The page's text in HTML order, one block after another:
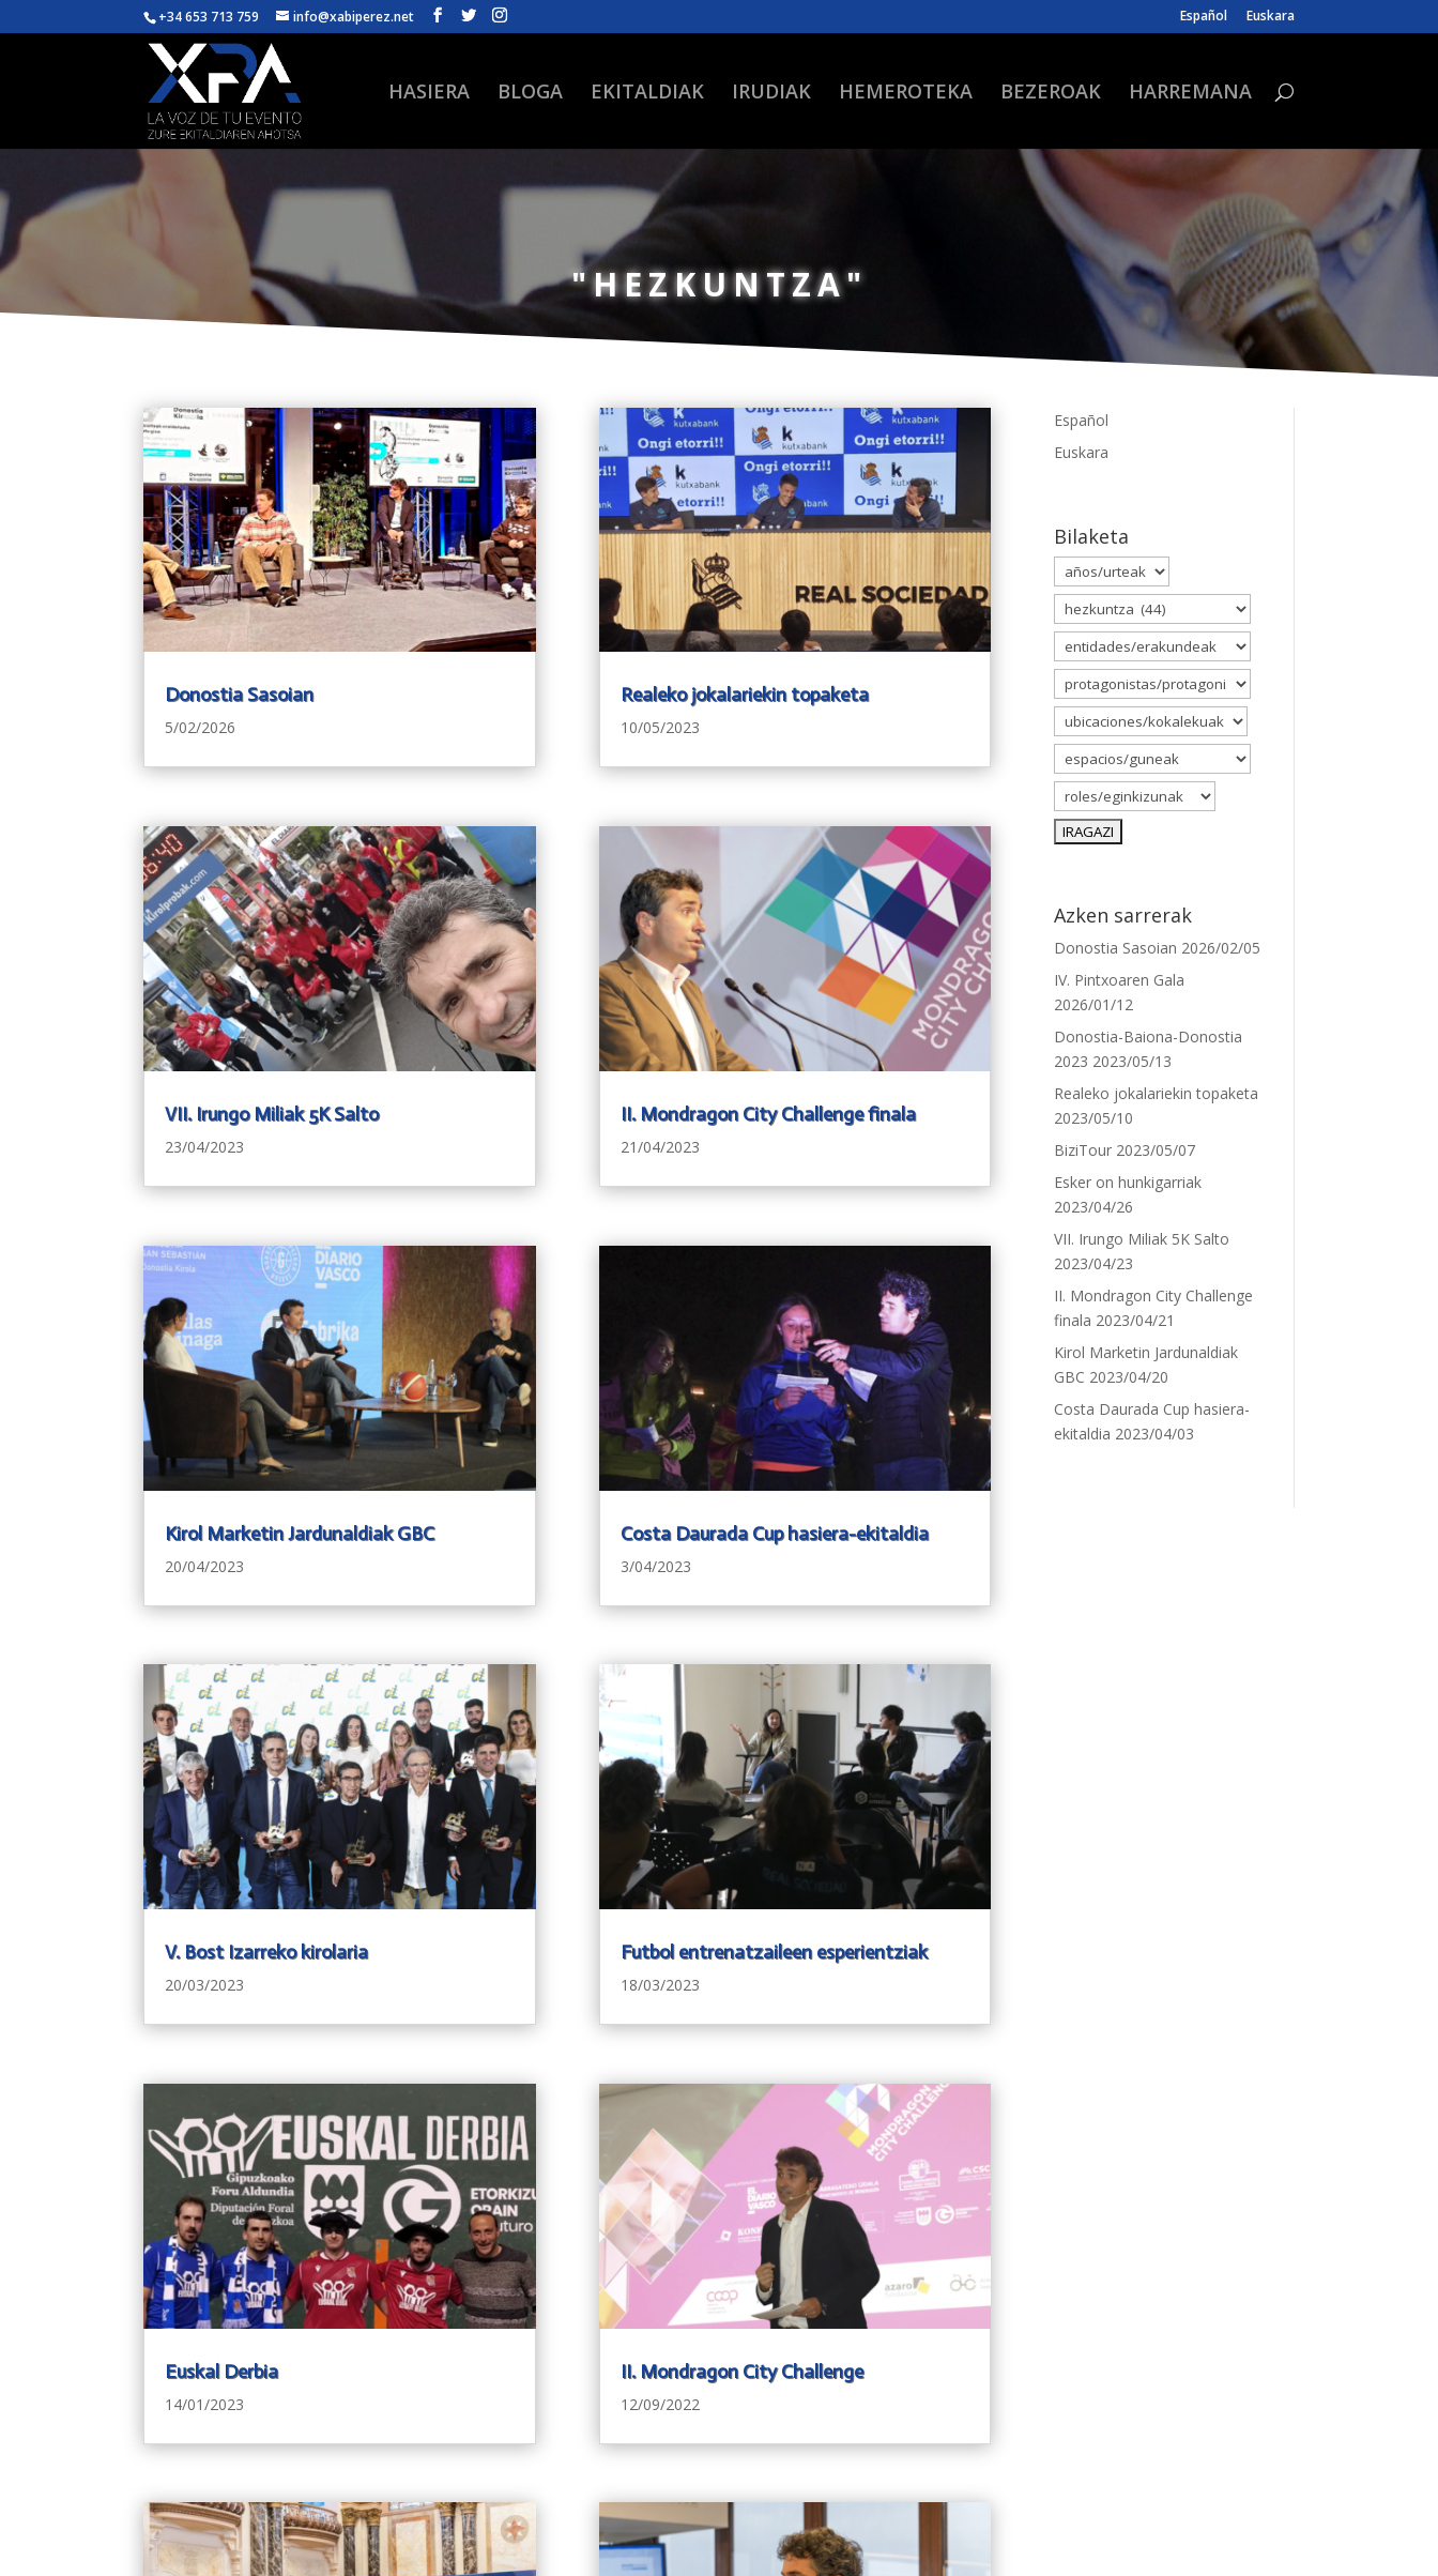
+34 653 713 759 info@xabiperez.net Español Euskara
HASIERA BLOGA EKITALDIAK IRUDIAK HEMEROTEKA BEZEROAK HARREMANA
"HEZKUNTZA"
Donostia Sasoian
5/02/2026
VII. Irungo Miliak 5K Salto
23/04/2023
Kirol Marketin Jardunaldiak GBC
20/04/2023
V. Bost Izarreko kirolaria
20/03/2023
Euskal Derbia
14/01/2023
Realeko jokalariekin topaketa
10/05/2023
II. Mondragon City Challenge finala
21/04/2023
Costa Daurada Cup hasiera-ekitaldia
3/04/2023
Futbol entrenatzaileen esperientziak
18/03/2023
II. Mondragon City Challenge
12/09/2022
Español
Euskara
Bilaketa
Azken sarrerak
Donostia Sasoian 2026/02/05
IV. Pintxoaren Gala
2026/01/12
Donostia-Baiona-Donostia
2023 2023/05/13
Realeko jokalariekin topaketa
2023/05/10
BiziTour 2023/05/07
Esker on hunkigarriak
2023/04/26
VII. Irungo Miliak 5K Salto
2023/04/23
II. Mondragon City Challenge
finala 2023/04/21
Kirol Marketin Jardunaldiak
GBC 2023/04/20
Costa Daurada Cup hasiera-
ekitaldia 2023/04/03